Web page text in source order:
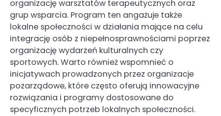
organizację warsztatów terapeutycznych oraz
grup wsparcia. Program ten angażuje także
lokalne społeczności w działania mające na celu
integrację osób z niepełnosprawnościami poprzez
organizację wydarzeń kulturalnych czy
sportowych. Warto również wspomnieć o
inicjatywach prowadzonych przez organizacje
pozarządowe, które często oferują innowacyjne
rozwiązania i programy dostosowane do
specyficznych potrzeb lokalnych społeczności.